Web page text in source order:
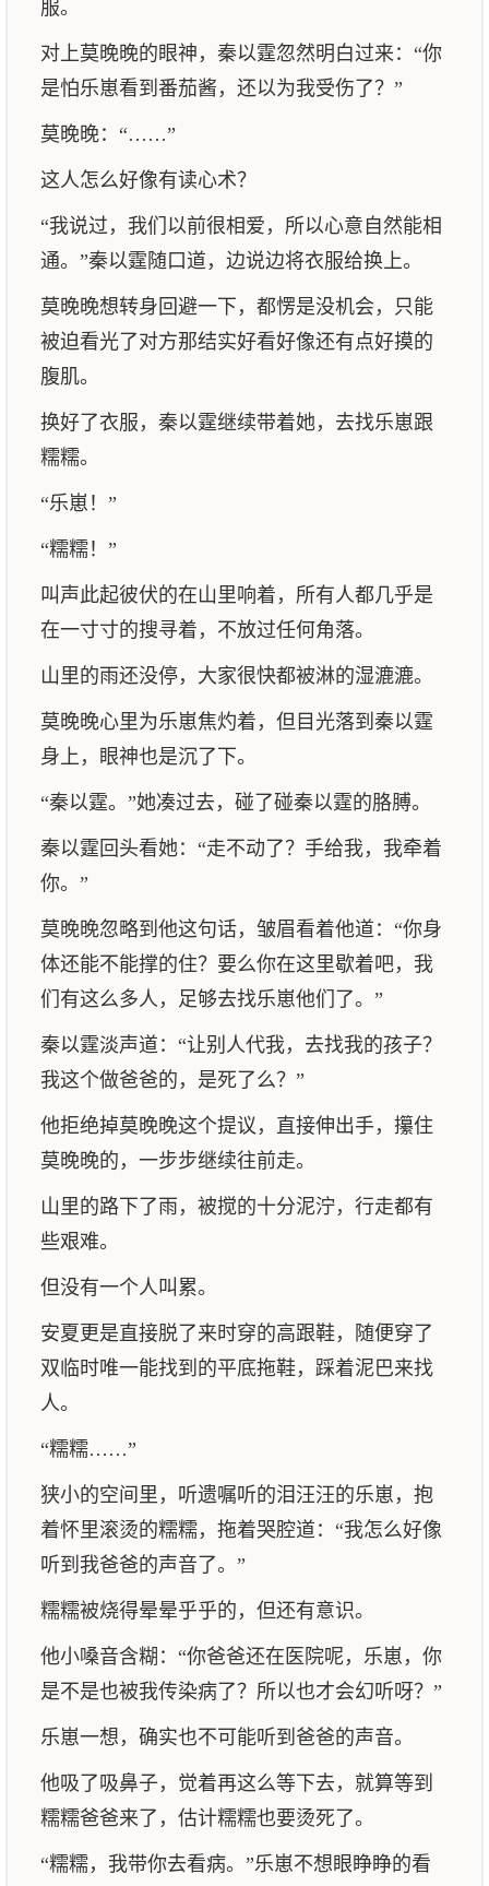
服。
对上莫晚晚的眼神，秦以霆忽然明白过来：“你
是怕乐崽看到番茄酱，还以为我受伤了？”
莫晚晚：“……”
这人怎么好像有读心术？
“我说过，我们以前很相爱，所以心意自然能相
通。”秦以霆随口道，边说边将衣服给换上。
莫晚晚想转身回避一下，都愣是没机会，只能
被迫看光了对方那结实好看好像还有点好摸的
腹肌。
换好了衣服，秦以霆继续带着她，去找乐崽跟
糯糯。
“乐崽！”
“糯糯！”
叫声此起彼伏的在山里响着，所有人都几乎是
在一寸寸的搜寻着，不放过任何角落。
山里的雨还没停，大家很快都被淋的湿漉漉。
莫晚晚心里为乐崽焦灼着，但目光落到秦以霆
身上，眼神也是沉了下。
“秦以霆。”她凑过去，碰了碰秦以霆的胳膊。
秦以霆回头看她：“走不动了？手给我，我牵着
你。”
莫晚晚忽略到他这句话，皱眉看着他道：“你身
体还能不能撑的住？要么你在这里歇着吧，我
们有这么多人，足够去找乐崽他们了。”
秦以霆淡声道：“让别人代我，去找我的孩子？
我这个做爸爸的，是死了么？”
他拒绝掉莫晚晚这个提议，直接伸出手，攥住
莫晚晚的，一步步继续往前走。
山里的路下了雨，被搅的十分泥泞，行走都有
些艰难。
但没有一个人叫累。
安夏更是直接脱了来时穿的高跟鞋，随便穿了
双临时唯一能找到的平底拖鞋，踩着泥巴来找
人。
“糯糯……”
狭小的空间里，听遗嘱听的泪汪汪的乐崽，抱
着怀里滚烫的糯糯，拖着哭腔道：“我怎么好像
听到我爸爸的声音了。”
糯糯被烧得晕晕乎乎的，但还有意识。
他小嗓音含糊：“你爸爸还在医院呢，乐崽，你
是不是也被我传染病了？所以也才会幻听呀？”
乐崽一想，确实也不可能听到爸爸的声音。
他吸了吸鼻子，觉着再这么等下去，就算等到
糯糯爸爸来了，估计糯糯也要烫死了。
“糯糯，我带你去看病。”乐崽不想眼睁睁的看